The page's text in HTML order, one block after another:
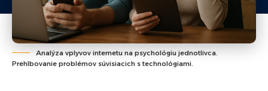
Analýza vplyvov internetu na psychológiu jednotlivca.
Prehlbovanie problémov súvisiacich s technológiami.